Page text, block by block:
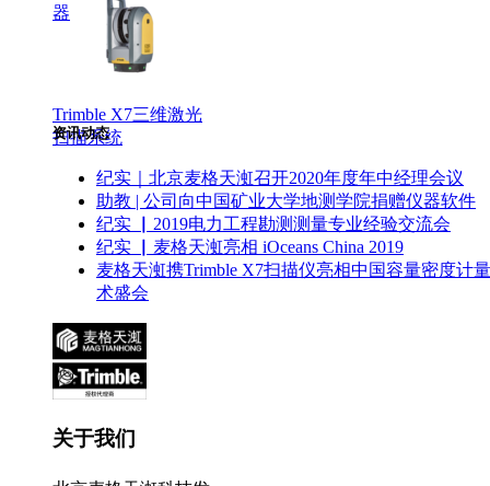
器
Trimble X7三维激光
扫描系统
资讯动态
纪实｜北京麦格天渱召开2020年度年中经理会议
助教 | 公司向中国矿业大学地测学院捐赠仪器软件
纪实 ▏2019电力工程勘测测量专业经验交流会
纪实 ▏麦格天渱亮相 iOceans China 2019
麦格天渱携Trimble X7扫描仪亮相中国容量密度计
术盛会
关于我们